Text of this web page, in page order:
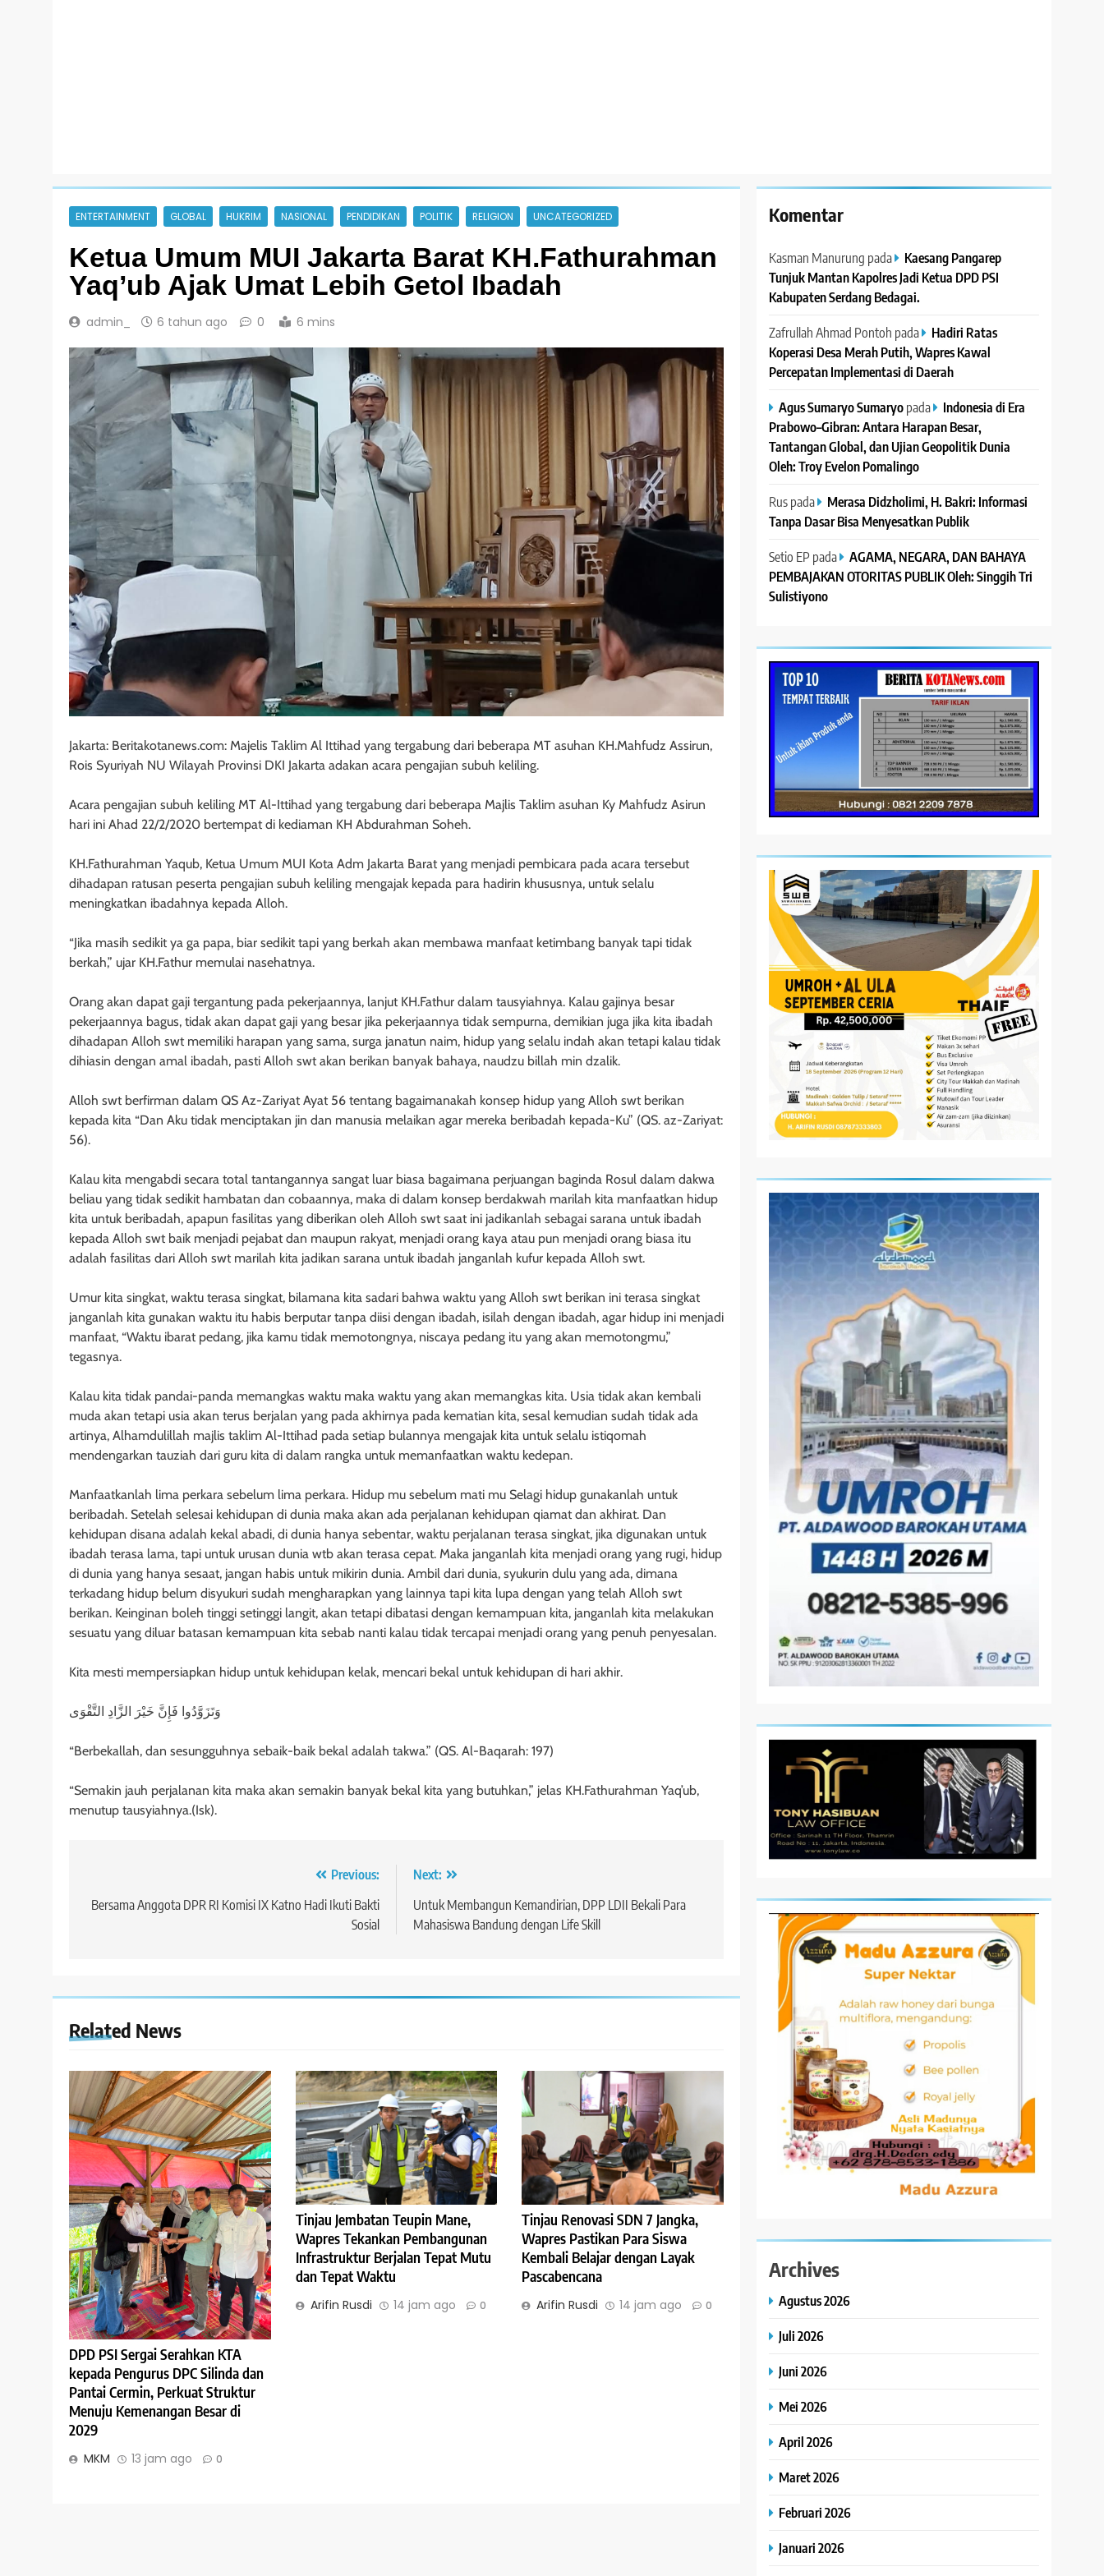
ENTERTAINMENT GLOBAL HUKRIM NASIONAL PENDIDIKAN POLITIK RELIGION UNCATEGORIZED
Ketua Umum MUI Jakarta Barat KH.Fathurahman
Yaq’ub Ajak Umat Lebih Getol Ibadah
admin_ 6 tahun ago 0 6 mins
Jakarta: Beritakotanews.com: Majelis Taklim Al Ittihad yang tergabung dari beberapa MT asuhan KH.Mahfudz Assirun,
Rois Syuriyah NU Wilayah Provinsi DKI Jakarta adakan acara pengajian subuh keliling.
Acara pengajian subuh keliling MT Al-Ittihad yang tergabung dari beberapa Majlis Taklim asuhan Ky Mahfudz Asirun
hari ini Ahad 22/2/2020 bertempat di kediaman KH Abdurahman Soheh.
KH.Fathurahman Yaqub, Ketua Umum MUI Kota Adm Jakarta Barat yang menjadi pembicara pada acara tersebut
dihadapan ratusan peserta pengajian subuh keliling mengajak kepada para hadirin khususnya, untuk selalu
meningkatkan ibadahnya kepada Alloh.
“Jika masih sedikit ya ga papa, biar sedikit tapi yang berkah akan membawa manfaat ketimbang banyak tapi tidak
berkah,” ujar KH.Fathur memulai nasehatnya.
Orang akan dapat gaji tergantung pada pekerjaannya, lanjut KH.Fathur dalam tausyiahnya. Kalau gajinya besar
pekerjaannya bagus, tidak akan dapat gaji yang besar jika pekerjaannya tidak sempurna, demikian juga jika kita ibadah
dihadapan Alloh swt memiliki harapan yang sama, surga janatun naim, hidup yang selalu indah akan tetapi kalau tidak
dihiasin dengan amal ibadah, pasti Alloh swt akan berikan banyak bahaya, naudzu billah min dzalik.
Alloh swt berfirman dalam QS Az-Zariyat Ayat 56 tentang bagaimanakah konsep hidup yang Alloh swt berikan
kepada kita “Dan Aku tidak menciptakan jin dan manusia melaikan agar mereka beribadah kepada-Ku” (QS. az-Zariyat:
56).
Kalau kita mengabdi secara total tantangannya sangat luar biasa bagaimana perjuangan baginda Rosul dalam dakwa
beliau yang tidak sedikit hambatan dan cobaannya, maka di dalam konsep berdakwah marilah kita manfaatkan hidup
kita untuk beribadah, apapun fasilitas yang diberikan oleh Alloh swt saat ini jadikanlah sebagai sarana untuk ibadah
kepada Alloh swt baik menjadi pejabat dan maupun rakyat, menjadi orang kaya atau pun menjadi orang biasa itu
adalah fasilitas dari Alloh swt marilah kita jadikan sarana untuk ibadah janganlah kufur kepada Alloh swt.
Umur kita singkat, waktu terasa singkat, bilamana kita sadari bahwa waktu yang Alloh swt berikan ini terasa singkat
janganlah kita gunakan waktu itu habis berputar tanpa diisi dengan ibadah, isilah dengan ibadah, agar hidup ini menjadi
manfaat, “Waktu ibarat pedang, jika kamu tidak memotongnya, niscaya pedang itu yang akan memotongmu,”
tegasnya.
Kalau kita tidak pandai-panda memangkas waktu maka waktu yang akan memangkas kita. Usia tidak akan kembali
muda akan tetapi usia akan terus berjalan yang pada akhirnya pada kematian kita, sesal kemudian sudah tidak ada
artinya, Alhamdulillah majlis taklim Al-Ittihad pada setiap bulannya mengajak kita untuk selalu istiqomah
mendengarkan tauziah dari guru kita di dalam rangka untuk memanfaatkan waktu kedepan.
Manfaatkanlah lima perkara sebelum lima perkara. Hidup mu sebelum mati mu Selagi hidup gunakanlah untuk
beribadah. Setelah selesai kehidupan di dunia maka akan ada perjalanan kehidupan qiamat dan akhirat. Dan
kehidupan disana adalah kekal abadi, di dunia hanya sebentar, waktu perjalanan terasa singkat, jika digunakan untuk
ibadah terasa lama, tapi untuk urusan dunia wtb akan terasa cepat. Maka janganlah kita menjadi orang yang rugi, hidup
di dunia yang hanya sesaat, jangan habis untuk mikirin dunia. Ambil dari dunia, syukurin dulu yang ada, dimana
terkadang hidup belum disyukuri sudah mengharapkan yang lainnya tapi kita lupa dengan yang telah Alloh swt
berikan. Keinginan boleh tinggi setinggi langit, akan tetapi dibatasi dengan kemampuan kita, janganlah kita melakukan
sesuatu yang diluar batasan kemampuan kita sebab nanti kalau tidak tercapai menjadi orang yang penuh penyesalan.
Kita mesti mempersiapkan hidup untuk kehidupan kelak, mencari bekal untuk kehidupan di hari akhir.
وَتَزَوَّدُوا فَإِنَّ خَيْرَ الزَّادِ التَّقْوَى
“Berbekallah, dan sesungguhnya sebaik-baik bekal adalah takwa.” (QS. Al-Baqarah: 197)
“Semakin jauh perjalanan kita maka akan semakin banyak bekal kita yang butuhkan,” jelas KH.Fathurahman Yaq’ub,
menutup tausyiahnya.(Isk).
pos
Previous:
Bersama Anggota DPR RI Komisi IX Katno Hadi Ikuti Bakti
Sosial
Next:
Untuk Membangun Kemandirian, DPP LDII Bekali Para
Mahasiswa Bandung dengan Life Skill
Related News
DPD PSI Sergai Serahkan KTA
kepada Pengurus DPC Silinda dan
Pantai Cermin, Perkuat Struktur
Menuju Kemenangan Besar di
2029
MKM 13 jam ago 0
Tinjau Jembatan Teupin Mane,
Wapres Tekankan Pembangunan
Infrastruktur Berjalan Tepat Mutu
dan Tepat Waktu
Arifin Rusdi 14 jam ago 0
Tinjau Renovasi SDN 7 Jangka,
Wapres Pastikan Para Siswa
Kembali Belajar dengan Layak
Pascabencana
Arifin Rusdi 14 jam ago 0
Komentar
Kasman Manurung pada
Kaesang Pangarep
Tunjuk Mantan Kapolres Jadi Ketua DPD PSI
Kabupaten Serdang Bedagai. ‎ ‎
Zafrullah Ahmad Pontoh pada
Hadiri Ratas
Koperasi Desa Merah Putih, Wapres Kawal
Percepatan Implementasi di Daerah
Agus Sumaryo Sumaryopada
Indonesia di Era
Prabowo–Gibran: Antara Harapan Besar,
Tantangan Global, dan Ujian Geopolitik Dunia
Oleh: Troy Evelon Pomalingo
Ruspada
Merasa Didzholimi, H. Bakri: Informasi
Tanpa Dasar Bisa Menyesatkan Publik
Setio EP pada AGAMA, NEGARA, DAN BAHAYA
PEMBAJAKAN OTORITAS PUBLIK Oleh: Singgih Tri
Sulistiyono
Archives
Agustus 2026
Juli 2026
Juni 2026
Mei 2026
April 2026
Maret 2026
Februari 2026
Januari 2026